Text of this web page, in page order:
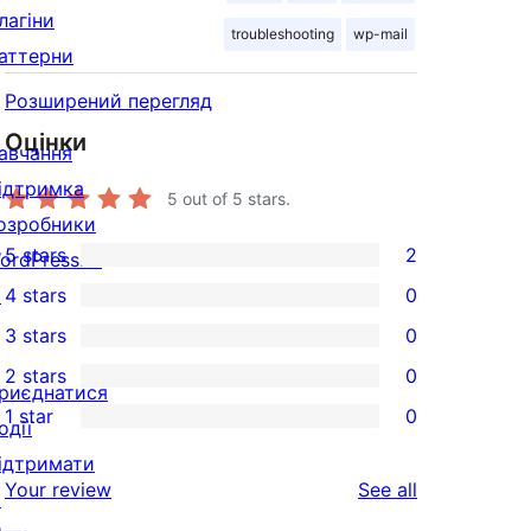
troubleshooting wp-mail
Розширений перегляд
Оцінки
5 out of 5 stars.
2
5-
star
reviews
5 stars 2
4-
star
reviews
4 stars 0
0
3-
star
reviews
3 stars 0
0
2-
star
reviews
2 stars 0
0
1-
star
1 star 0
Your review See all